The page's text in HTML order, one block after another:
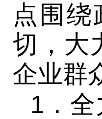
点围绕
切，大
企业群
1． 全